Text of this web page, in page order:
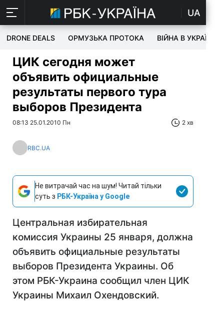
UA
DRONE DEALS ОРМУЗЬКА ПРОТОКА ВІЙНА В УКРАЇНІ
ЦИК сегодня может
объявить официальные
результаты первого тура
выборов Президента
08:13 25.01.2010 Пн 2 хв
RBC.UA
Не витрачай час на шум! Читай тільки
суть з РБК-Україна у Google
Центральная избирательная
комиссия Украины 25 января, должна
объявить официальные результаты
выборов Президента Украины. Об
этом РБК-Украина сообщил член ЦИК
Украины Михаил Охендовский.